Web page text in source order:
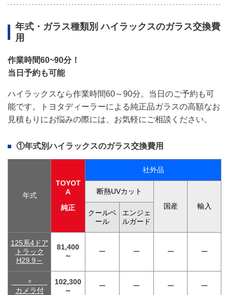
年式・ガラス種類別ハイラックスのガラス交換費
用
作業時間60~90分！
当日予約も可能
ハイラックスなら作業時間60～90分。当日のご予約も可
能です。トヨタディーラーによる純正品ガラスの高額なお
見積もりにお悩みの際には、お気軽にご相談ください。
①年式別ハイラックスのガラス交換費用
年式
TOYOT
A
純正
社外品
断熱UVカット
国産
輸入
クールベ
ール
エンジェ
ルガード
125系4ドア
トラック
H29.9～
81,400
～
ー ー ー ー
〃
カメラ付
102,300
～
ー ー ー ー